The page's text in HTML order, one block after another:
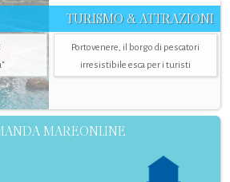
TURISMO & ATTRAZIONI
Portovenere, il borgo di pescatori
irresistibile esca per i turisti
MAREONLINE